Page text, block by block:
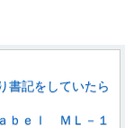
書記をしていたら
ｂｅｌ ＭＬ－１